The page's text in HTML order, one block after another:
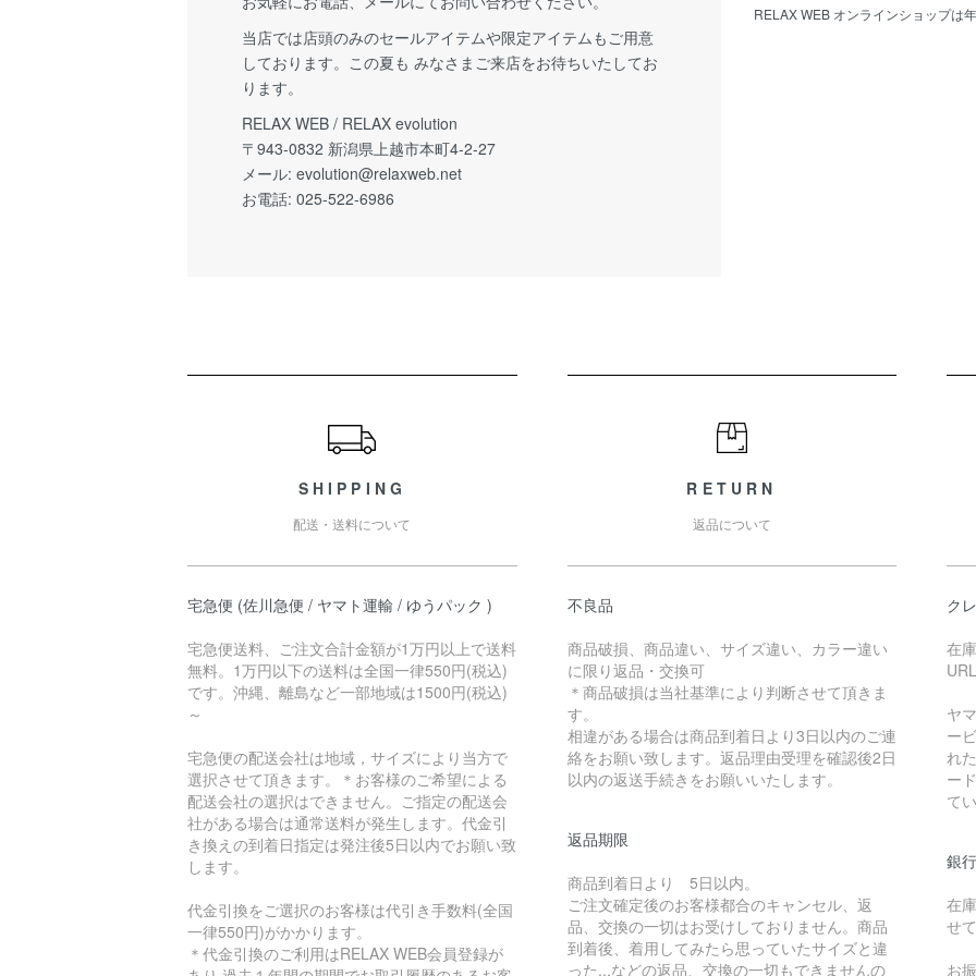
当店では店頭のみのセールアイテムや限定アイテムもご用意
しております。この夏も みなさまご来店をお待ちいたしてお
ります。
RELAX WEB / RELAX evolution
〒943-0832 新潟県上越市本町4-2-27
メール: evolution@relaxweb.net
お電話: 025-522-6986
RELAX WEB オンラインショップは
SHIPPING
配送・送料について
宅急便 (佐川急便 / ヤマト運輸 / ゆうパック )
宅急便送料、ご注文合計金額が1万円以上で送料
無料。1万円以下の送料は全国一律550円(税込)
です。沖縄、離島など一部地域は1500円(税込)
～
宅急便の配送会社は地域，サイズにより当方で
選択させて頂きます。＊お客様のご希望による
配送会社の選択はできません。ご指定の配送会
社がある場合は通常送料が発生します。代金引
き換えの到着日指定は発注後5日以内でお願い致
します。
代金引換をご選択のお客様は代引き手数料(全国
一律550円)がかかります。
＊代金引換のご利用はRELAX WEB会員登録が
RETURN
返品について
不良品
商品破損、商品違い、サイズ違い、カラー違い
に限り返品・交換可
＊商品破損は当社基準により判断させて頂きま
す。
相違がある場合は商品到着日より3日以内のご連
絡をお願い致します。返品理由受理を確認後2日
以内の返送手続きをお願いいたします。
返品期限
商品到着日より 5日以内。
ご注文確定後のお客様都合のキャンセル、返
品、交換の一切はお受けしておりません。商品
到着後、着用してみたら思っていたサイズと違
った...などの返品、交換の一切もできませんの
ク
在
ヤ
ー
れ
ー
て
銀
在
せ
お